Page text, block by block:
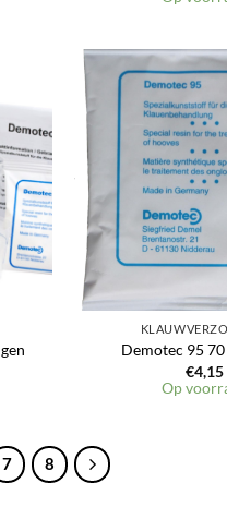
aan
Demotec 95
€4,15
Op
7 8